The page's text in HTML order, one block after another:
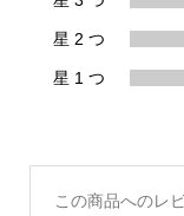
星 2 つ
星 1 つ
この商品へのレ